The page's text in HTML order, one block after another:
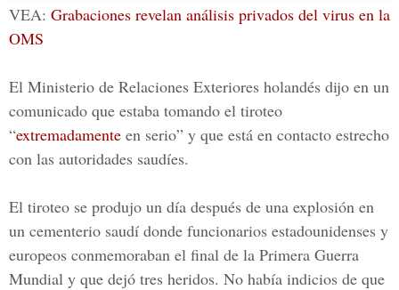
VEA: Grabaciones revelan análisis privados del virus en la
OMS
El Ministerio de Relaciones Exteriores holandés dijo en un
comunicado que estaba tomando el tiroteo
“extremadamente en serio” y que está en contacto estrecho
con las autoridades saudíes.
El tiroteo se produjo un día después de una explosión en
un cementerio saudí donde funcionarios estadounidenses y
europeos conmemoraban el final de la Primera Guerra
Mundial y que dejó tres heridos. No había indicios de que